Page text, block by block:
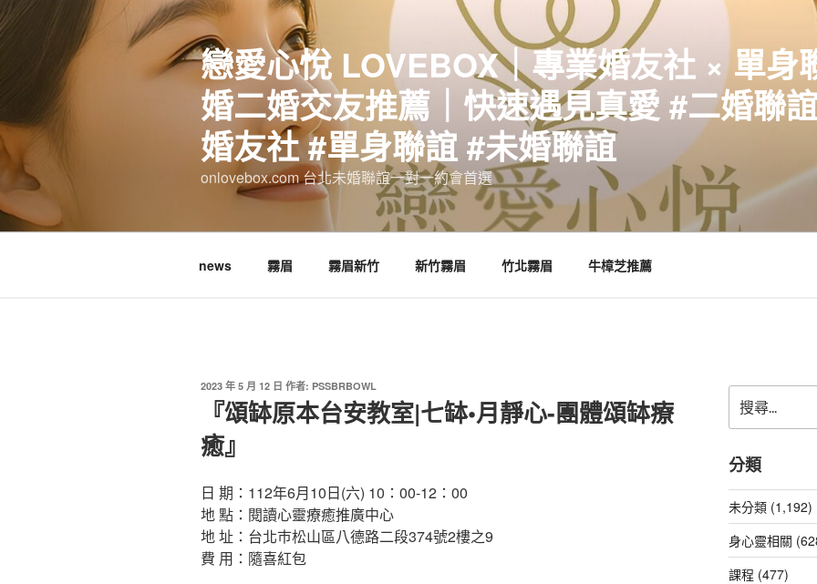
跳
至
容
戀愛心悅 LOVEBOX｜專業婚友社 × 單身
婚二婚交友推薦｜快速遇見真愛 #二婚聯
婚友社 #單身聯誼 #未婚聯誼
onlovebox.com 台北未婚聯誼一對一約會首選
news 霧眉 霧眉新竹 新竹霧眉 竹北霧眉 牛樟芝推薦
發
2023 年 5 月 12 日 作者: PSSBRBOWL
『頌缽原本台安教室|七缽•月靜心-團體頌缽療
癒』
日 期：112年6月10日(六) 10：00-12：00
地 點：閱讀心靈療癒推廣中心
地 址：台北巿松山區八德路二段374號2樓之9
費 用：隨喜紅包
尋
關
鍵
字:
分類
未分類 (1,192)
身心靈相關
課程 (477)